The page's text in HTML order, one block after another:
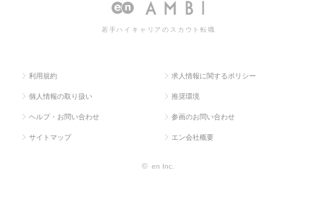
若手ハイキャリアのスカウト転職
利用規約 求人情報に関するポリシー
個人情報の取り扱い 推奨環境
ヘルプ・お問い合わせ 参画のお問い合わせ
サイトマップ エン会社概要
© en Inc.